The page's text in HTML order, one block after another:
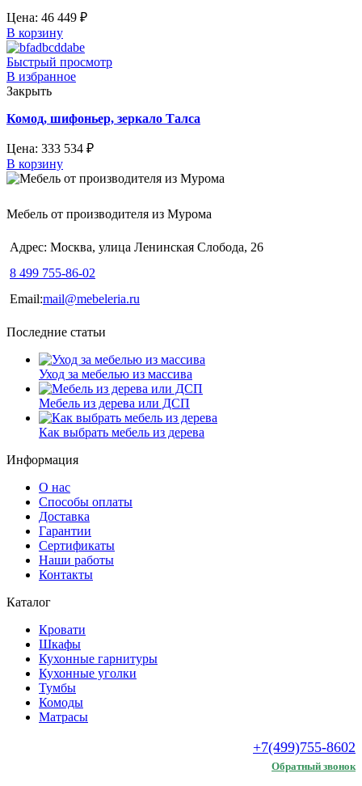
Цена: 46 449 ₽
В корзину
Быстрый просмотр
В избранное
Закрыть
Комод, шифоньер, зеркало Талса
Цена: 333 534 ₽
В корзину
Мебель от производителя из Мурома
Адрес: Москва, улица Ленинская Слобода, 26
8 499 755-86-02
Email:mail@mebeleria.ru
Последние статьи
Уход за мебелью из массива
Мебель из дерева или ДСП
Как выбрать мебель из дерева
Информация
О нас
Способы оплаты
Доставка
Гарантии
Сертификаты
Наши работы
Контакты
Каталог
Кровати
Шкафы
Кухонные гарнитуры
Кухонные уголки
Тумбы
Комоды
Матрасы
+7(499)755-8602
Обратный звонок